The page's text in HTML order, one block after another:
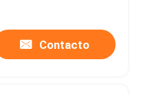
Contacto